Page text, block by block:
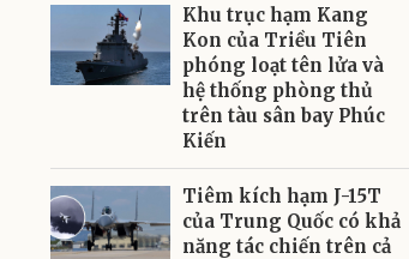
Khu trục hạm Kang
Kon của Triều Tiên
phóng loạt tên lửa và
hệ thống phòng thủ
trên tàu sân bay Phúc
Kiến
Tiêm kích hạm J-15T
của Trung Quốc có khả
năng tác chiến trên cả